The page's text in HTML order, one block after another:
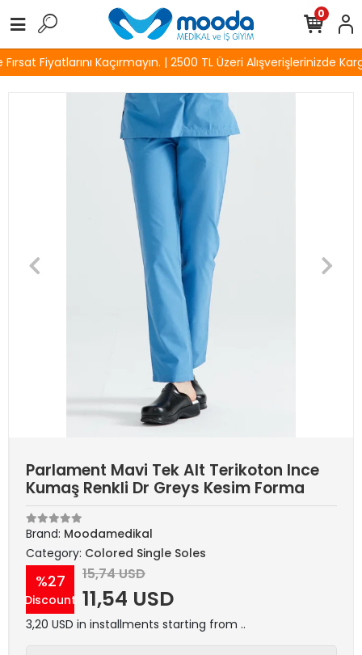
Fiyatlarını Kaçırmayın. | 2500 TL Üzeri Alışverişlerinizde
0
Parlament Mavi Tek Alt Terikoton Ince
Kumaş Renkli Dr Greys Kesim Forma
Brand: Moodamedikal
Category: Colored Single Soles
%27
Discount
15,74 USD
11,54 USD
3,20 USD in installments starting from ..